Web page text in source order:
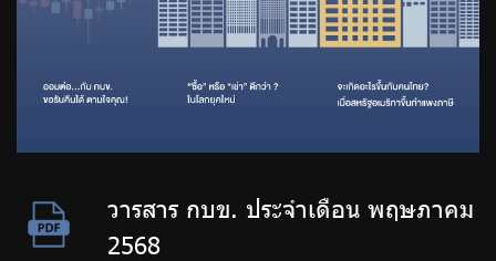
วารสาร กบข. ประจำเดือน พฤษภาคม
2568